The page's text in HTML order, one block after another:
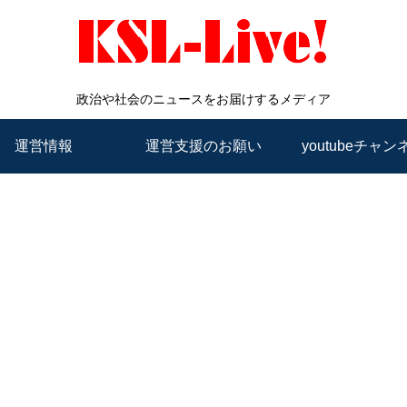
政治や社会のニュースをお届けするメディア
運営情報 運営支援のお願い youtubeチャン